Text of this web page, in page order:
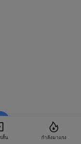
สั้น กำลังมาแรง